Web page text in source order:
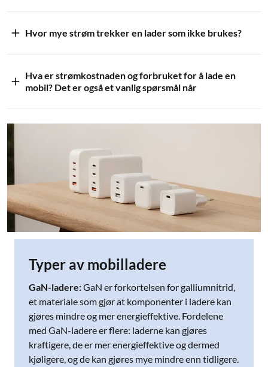
Hvor mye strøm trekker en lader som ikke brukes?
Hva er strømkostnaden og forbruket for å lade en
mobil? Det er også et vanlig spørsmål når
Typer av mobilladere
GaN-ladere:GaN er forkortelsen for galliumnitrid,
et materiale som gjør at komponenter i ladere kan
gjøres mindre og mer energieffektive. Fordelene
med GaN-ladere er flere: laderne kan gjøres
kraftigere, de er mer energieffektive og dermed
kjøligere, og de kan gjøres mye mindre enn tidligere.